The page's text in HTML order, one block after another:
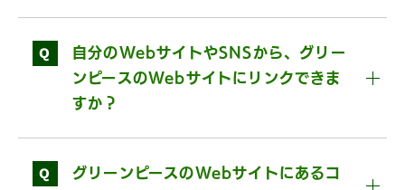
Q
自分のWebサイトやSNSから、グリー
ンピースのWebサイトにリンクできま
すか？
Q
グリーンピースのWebサイトにあるコ